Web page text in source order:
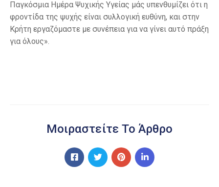
Παγκόσμια Ημέρα Ψυχικής Υγείας μάς υπενθυμίζει ότι η
φροντίδα της ψυχής είναι συλλογική ευθύνη, και στην
Κρήτη εργαζόμαστε με συνέπεια για να γίνει αυτό πράξη
για όλους».
Μοιραστείτε Το Άρθρο